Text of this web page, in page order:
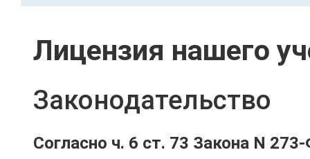
Лицензия нашего
Законодательство
Согласно ч. 6 ст. 73 Закона N